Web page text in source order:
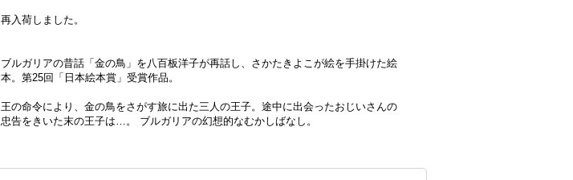
再入荷しました。
ブルガリアの昔話「金の鳥」を八百板洋子が再話し、さかたきよこが絵を手掛けた絵
本。第25回「日本絵本賞」受賞作品。
王の命令により、金の鳥をさがす旅に出た三人の王子。途中に出会ったおじいさんの
忠告をきいた末の王子は…。 ブルガリアの幻想的なむかしばなし。